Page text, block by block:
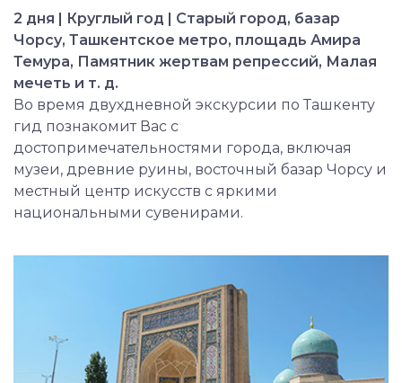
2 дня | Круглый год | Старый город, базар
Чорсу, Ташкентское метро, площадь Амира
Темура, Памятник жертвам репрессий, Малая
мечеть и т. д.
Во время двухдневной экскурсии по Ташкенту
гид познакомит Вас с
достопримечательностями города, включая
музеи, древние руины, восточный базар Чорсу и
местный центр искусств с яркими
национальными сувенирами.